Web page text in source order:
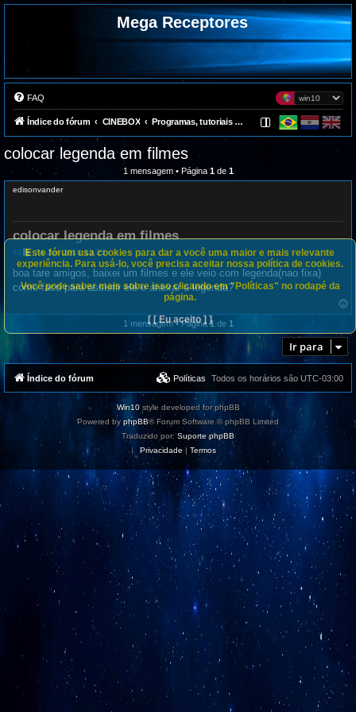
Mega Receptores
FAQ
Índice do fórum CINEBOX Programas, tutoriais e suporte
colocar legenda em filmes
1 mensagem • Página1de 1
edisonvander
colocar legenda em filmes
#1
M
e
n
a
24 Jun 2018 13:35
boa tare amigos, baixei um filmes e ele veio com legenda(nao fixa)
como faco para assistir ele e anexar a legenda?
o
t
t
o
1 mensagem • Página1 de 1
Ir para
Este fórum usa cookies para dar a você uma maior e mais relevante
experiência. Para usá-lo, você precisa aceitar nossa política de cookies.
Você pode saber mais sobre isso clicando em "Políticas" no rodapé da
página.
[ [ Eu aceito ] ]
Índice do fórum Todos os horários são UTC-03:00
Políticas
Win10style developed for phpBB
Powered byphpBB® Forum Software © phpBB Limited
Traduzido por:Suporte phpBB
Privacidade | Termos